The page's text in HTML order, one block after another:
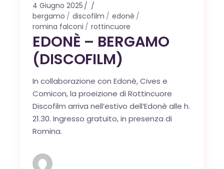
4 Giugno 2025
bergamo
discofilm
edonè
romina falconi
rottincuore
EDONÈ – BERGAMO
(DISCOFILM)
In collaborazione con Edonè, Cives e
Comicon, la proeizione di Rottincuore
Discofilm arriva nell’estivo dell’Edonè alle h.
21.30. Ingresso gratuito, in presenza di
Romina.